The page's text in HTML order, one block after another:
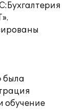
была
обучение